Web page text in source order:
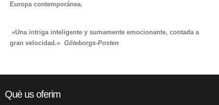
Europa contemporánea.
«Una intriga inteligente y sumamente emocionante, contada a
gran velocidad.» Göteborgs-Posten
Què us oferim